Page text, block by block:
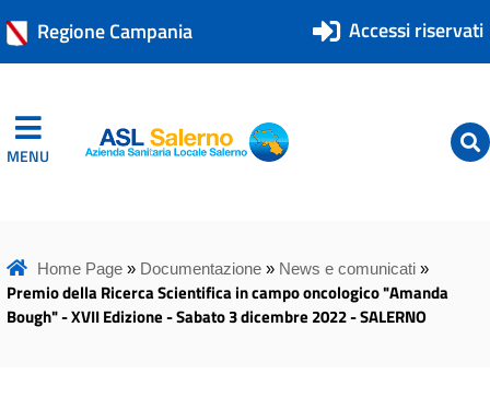
Regione Campania Accessi riservati
MENU ASL Salerno
ASL Salerno
Home Page» Documentazione» News e comunicati»
Premio della Ricerca Scientifica in campo oncologico "Amanda
Bough" - XVII Edizione - Sabato 3 dicembre 2022 - SALERNO